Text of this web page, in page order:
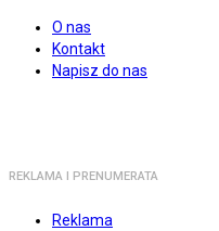
O nas
Kontakt
Napisz do nas
REKLAMA I PRENUMERATA
Reklama